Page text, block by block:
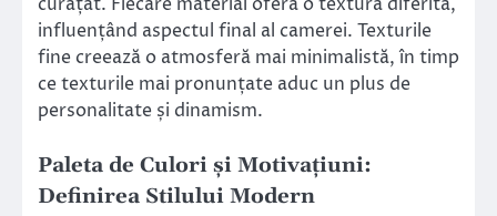
influențând aspectul final al camerei. Texturile
fine creează o atmosferă mai minimalistă, în timp
ce texturile mai pronunțate aduc un plus de
personalitate și dinamism.
Paleta de Culori și Motivațiuni:
Definirea Stilului Modern